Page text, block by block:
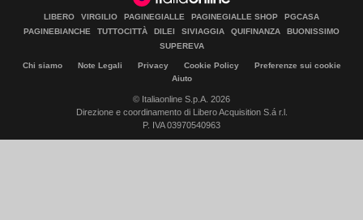
LIBERO VIRGILIO PAGINEGIALLE PAGINEGIALLE SHOP
PGCASA
PAGINEBIANCHE
TUTTOCITTÀ DILEI SIVIAGGIA QUIFINANZA
BUONISSIMO
SUPEREVA
Chi siamo Note Legali Privacy Cookie Policy
Preferenze sui cookie
Aiuto
© Italiaonline S.p.A. 2026
Direzione e coordinamento di Libero Acquisition S.á r.l.
P. IVA 03970540963